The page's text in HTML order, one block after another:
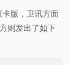
卡版，卫讯方面
则发出了如下